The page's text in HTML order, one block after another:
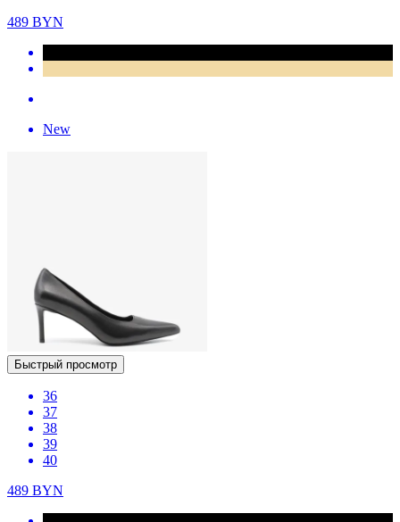
489 BYN
New
Быстрый просмотр
36
37
38
39
40
489 BYN